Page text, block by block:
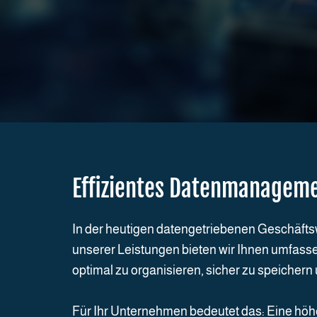
Effizientes
In der heutigen datengetriebenen
unserer Leistungen bieten wir Ihnen
optimal zu organisieren, sicher zu
Für Ihr Unternehmen bedeutet das: Eine